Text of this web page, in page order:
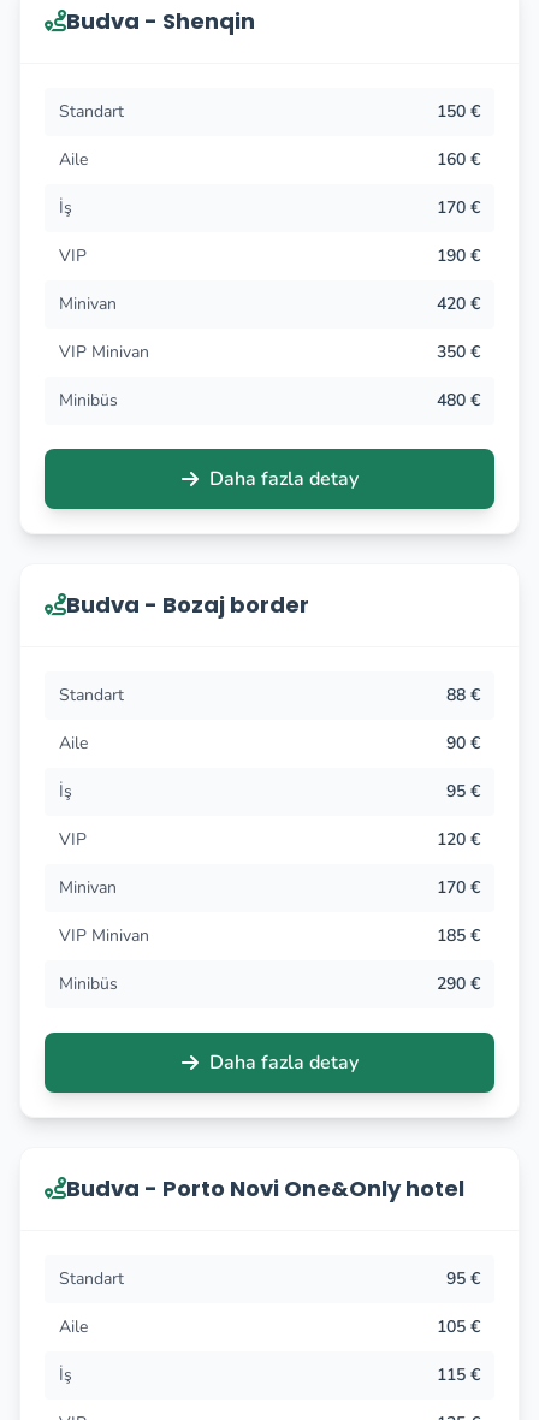
Budva - Shenqin
Standart 150 €
Aile 160 €
İş 170 €
VIP 190 €
Minivan 420 €
VIP Minivan 350 €
Minibüs 480 €
Daha fazla detay
Budva - Bozaj border
Standart 88 €
Aile 90 €
İş 95 €
VIP 120 €
Minivan 170 €
VIP Minivan 185 €
Minibüs 290 €
Daha fazla detay
Budva - Porto Novi One&Only hotel
Standart 95 €
Aile 105 €
İş 115 €